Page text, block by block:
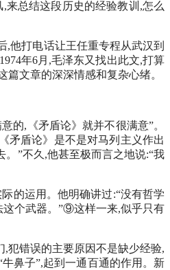
来总结这段历史的经验教训,怎么
,他打电话让王任重专程从武汉到
年6月,毛泽东又找出此文,打算
文章的深深情感和复杂心绪。
的,《矛盾论》就并不很满意”。
矛盾论》是不是对马列主义作出
”不久,他甚至极而言之地说:“我
的运用。他明确讲过:“没有哲学
这个武器。”⑨这样一来,似乎只有
犯错误的主要原因不是缺少经验,
鼻子”,起到一通百通的作用。新